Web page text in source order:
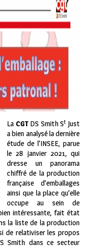
La CGTDS Smith St Just
a bien analysé la dernière
étude de l’INSEE, parue
le 28 janvier 2021, qui
dresse un panorama
chiffré de la production
française d’emballages
ainsi que la place qu’elle
occupe au sein de
intéressante, fait état
la liste de la production
de relativiser les propos
Smith dans ce secteur